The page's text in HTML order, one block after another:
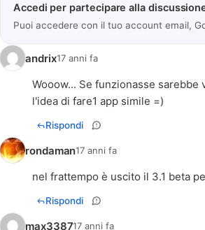
Accedi per partecipare alla
Puoi accedere con il tuo account email,
andrix17 anni fa
Wooow... Se funzionasse sarebbe
l'idea di fare1 app simile =)
Rispondi
rondaman17 anni fa
nel frattempo è uscito il 3.1 beta
Rispondi
max338717 anni fa